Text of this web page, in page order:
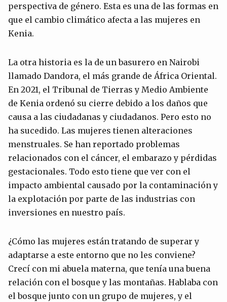
perspectiva de género. Esta es una de las formas en
que el cambio climático afecta a las mujeres en
Kenia.
La otra historia es la de un basurero en Nairobi
llamado Dandora, el más grande de África Oriental.
En 2021, el Tribunal de Tierras y Medio Ambiente
de Kenia ordenó su cierre debido a los daños que
causa a las ciudadanas y ciudadanos. Pero esto no
ha sucedido. Las mujeres tienen alteraciones
menstruales. Se han reportado problemas
relacionados con el cáncer, el embarazo y pérdidas
gestacionales. Todo esto tiene que ver con el
impacto ambiental causado por la contaminación y
la explotación por parte de las industrias con
inversiones en nuestro país.
¿Cómo las mujeres están tratando de superar y
adaptarse a este entorno que no les conviene?
Crecí con mi abuela materna, que tenía una buena
relación con el bosque y las montañas. Hablaba con
el bosque junto con un grupo de mujeres, y el